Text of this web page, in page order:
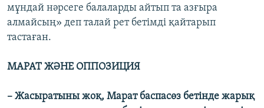
мұндай нәрсеге балаларды айтып та азғыра
алмайсың» деп талай рет бетімді қайтарып
тастаған.
МАРАТ ЖӘНЕ ОППОЗИЦИЯ
– Жасыратыны жоқ, Марат баспасөз бетінде жарық